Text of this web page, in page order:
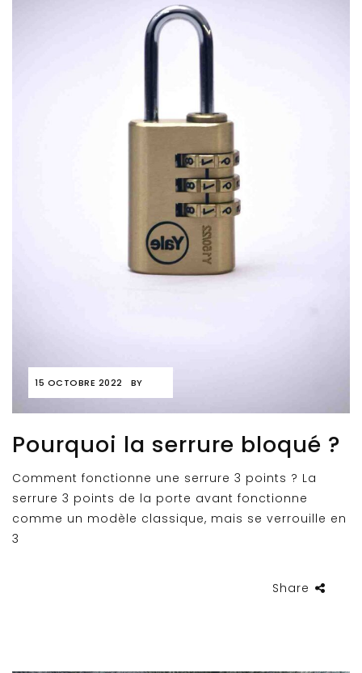
15 OCTOBRE 2022 BY
Pourquoi la serrure bloqué ?
Comment fonctionne une serrure 3 points ? La
serrure 3 points de la porte avant fonctionne
comme un modèle classique, mais se verrouille en
3
Share